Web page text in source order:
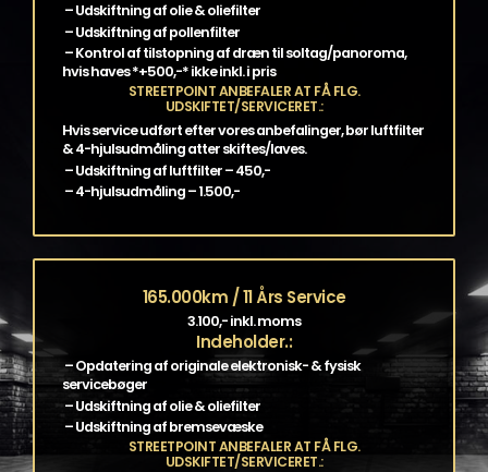
– Udskiftning af olie & oliefilter
– Udskiftning af pollenfilter
– Kontrol af tilstopning af dræn til soltag/panoroma,
hvis haves *+500,-* ikke inkl. i pris
STREETPOINT ANBEFALER AT FÅ FLG.
UDSKIFTET/SERVICERET.:
Hvis service udført efter vores anbefalinger, bør luftfilter
& 4-hjulsudmåling atter skiftes/laves.
– Udskiftning af luftfilter – 450,-
– 4-hjulsudmåling – 1.500,-
165.000km / 11 Års Service
3.100,- inkl. moms
Indeholder.:
– Opdatering af originale elektronisk- & fysisk
servicebøger
– Udskiftning af olie & oliefilter
– Udskiftning af bremsevæske
STREETPOINT ANBEFALER AT FÅ FLG.
UDSKIFTET/SERVICERET.: